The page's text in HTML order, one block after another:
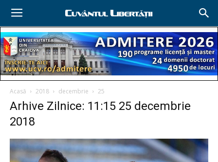
Acasă 2018 decembrie 25
Arhive Zilnice: 11:15 25 decembrie
2018